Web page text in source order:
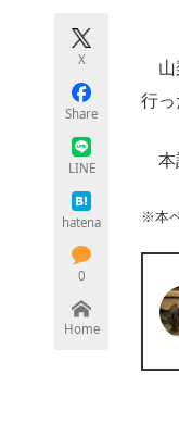
X
Share
LINE
hatena
0
Home
山
行っ
本
※本